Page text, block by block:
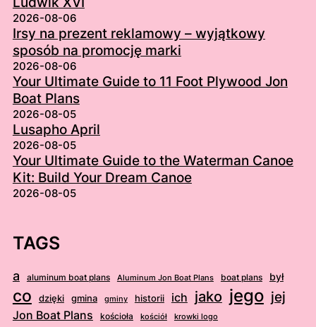
2026-08-06
Irsy na prezent reklamowy – wyjątkowy
sposób na promocję marki
2026-08-06
Your Ultimate Guide to 11 Foot Plywood Jon
Boat Plans
2026-08-05
Lusapho April
2026-08-05
Your Ultimate Guide to the Waterman Canoe
Kit: Build Your Dream Canoe
2026-08-05
TAGS
a aluminum boat plans Aluminum Jon Boat Plans boat plans był
co dzięki gmina gminy historii ich jako jego jej
Jon Boat Plans kościoła kościół krowki logo